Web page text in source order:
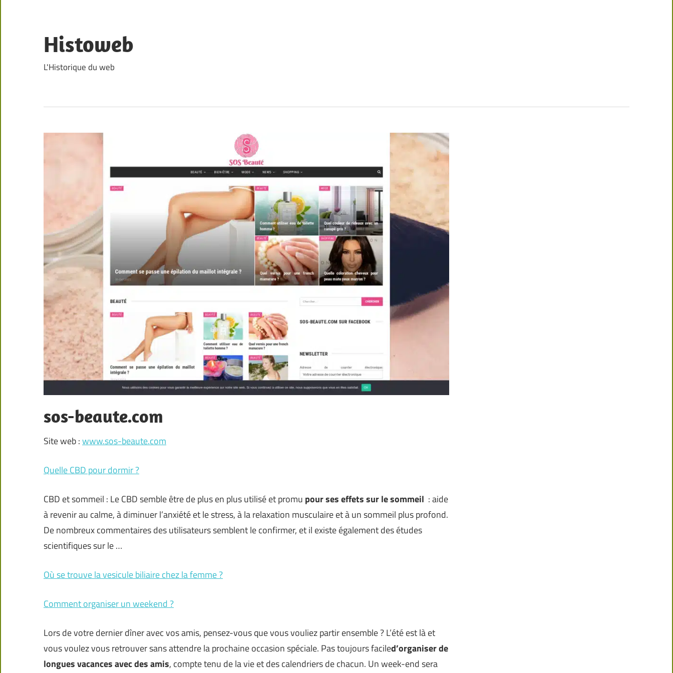
content
Histoweb
L'Historique du web
sos-beaute.com
Site web :www.sos-beaute.com
Quelle CBD pour dormir ?
CBD et sommeil : Le CBD semble être de plus en plus utilisé et promu pour ses effets sur le sommeil : aide
à revenir au calme, à diminuer l’anxiété et le stress, à la relaxation musculaire et à un sommeil plus profond.
De nombreux commentaires des utilisateurs semblent le confirmer, et il existe également des études
scientifiques sur le …
Où se trouve la vesicule biliaire chez la femme ?
Comment organiser un weekend ?
Lors de votre dernier dîner avec vos amis, pensez-vous que vous vouliez partir ensemble ? L’été est là et
vous voulez vous retrouver sans attendre la prochaine occasion spéciale. Pas toujours faciled’organiser de
longues vacances avec des amis, compte tenu de la vie et des calendriers de chacun. Un week-end sera